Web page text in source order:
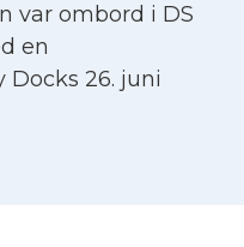
var ombord i DS
en
26. juni